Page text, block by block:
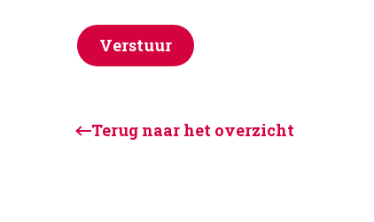
Verstuur
Terug naar het overzicht